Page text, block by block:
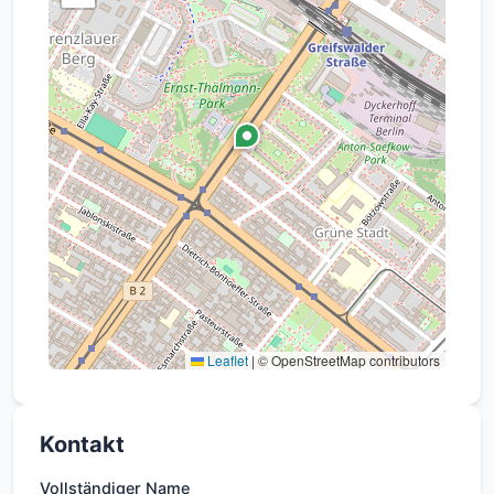
Leaflet | © OpenStreetMap contributors
Kontakt
Vollständiger Name